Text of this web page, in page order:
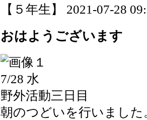
【５年生】 2021-07-28
おはようございます
7/28 水
野外活動三日目
朝のつどいを行いました